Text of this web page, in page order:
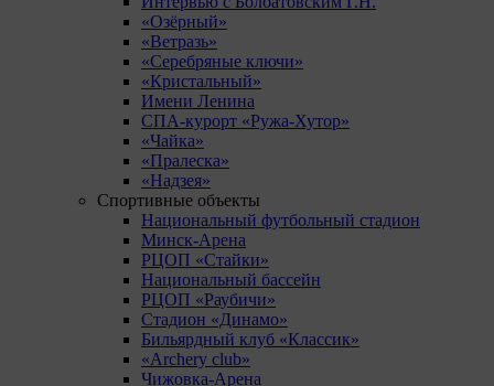
«Озёрный»
«Ветразь»
«Серебряные ключи»
«Кристальный»
Имени Ленина
СПА-курорт «Ружа-Хутор»
«Чайка»
«Пралеска»
«Надзея»
Спортивные объекты
Национальный футбольный стадион
Минск-Арена
РЦОП «Стайки»
Национальный бассейн
РЦОП «Раубичи»
Стадион «Динамо»
Бильярдный клуб «Классик»
«Archery club»
Чижовка-Арена